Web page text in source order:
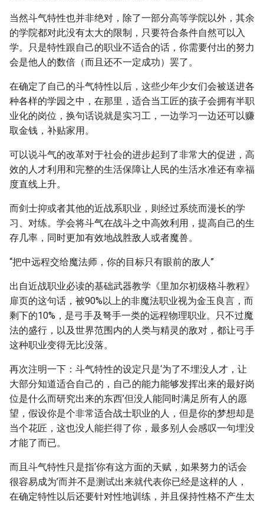
当然斗气特性也并非绝对，除了一部分高等学院以外，其余
的学院都对此没有太大的限制，只要符合条件自然可以入
学。只是特性跟自己的职业不适合的话，你需要付出的努力
会是他人的数倍（而且还不一定成功）罢了。
在确定了自己的斗气特性以后，这些少年少女们会被送进各
种各样的学园之中，在那里，适合当工匠的孩子会拥有半职
业化的岗位，换句话说就是实习工，一边学习一边还可以赚
取金钱，补贴家用。
可以说斗气的改革对于社会的进步起到了非常大的促进，高
效的人才利用和完整的生活保障让人民的生活水准还有幸福
度直线上升。
而剑士抑或者其他的近战系职业，则经过系统而漫长的学
习、对练。学会将斗气在战斗之中高效利用，提高自己的生
存几率，同时更加有效地战胜敌人或者魔兽。
“把中远程交给魔法师，你的目标只有眼前的敌人”
出自近战职业必读的基础武器教学《里加尔初级格斗教程》
扉页的这句话，被90%以上的非魔法职业视为金玉良言，而
剩下的10%，是弓手及弩手一类的远程物理职业。只不过魔
法的盛行，以及世界范围内的人类与精灵的敌对，都让弓手
这种职业变得无比没落。
再次注明一下：斗气特性的设定只是‘为了不埋没人才，让
大部分知道适合自己的，自己的能力能够发挥出来的最好岗
位是什么而研究出来的东西’但没人能同时满足所有人的愿
望，假设你是个非常适合战士职业的人，但是你的梦想却是
当个花匠，这也没人能拦得了你，最多别人会感叹一句埋没
才能了而已。
而且斗气特性只是指‘你有这方面的天赋，如果努力的话会
很容易成为’而并不是测试出来就代表你已经是这样的人，
在确定特性以后还要针对性地训练，并且保持性格不产生太